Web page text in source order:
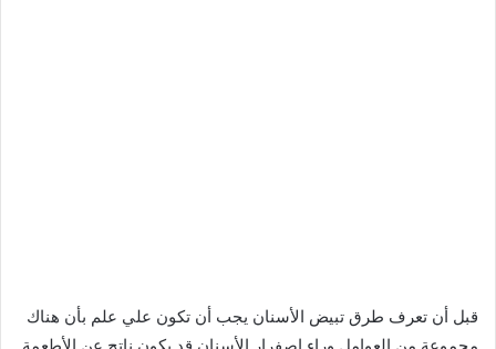
قبل أن تعرف طرق تبيض الأسنان يجب أن تكون علي علم بأن هناك